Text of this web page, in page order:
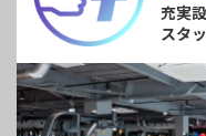
充実
スタ